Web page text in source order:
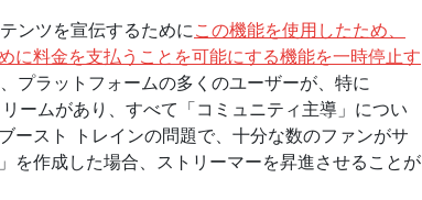
ンツを宣伝するためにこの機能を使用したため、
に料金を支払うことを可能にする機能を一時停止す
プラットフォームの多くのユーザーが、特に
ームがあり、すべて「コミュニティ主導」につい
ースト トレインの問題で、十分な数のファンがサ
を作成した場合、ストリーマーを昇進させることが